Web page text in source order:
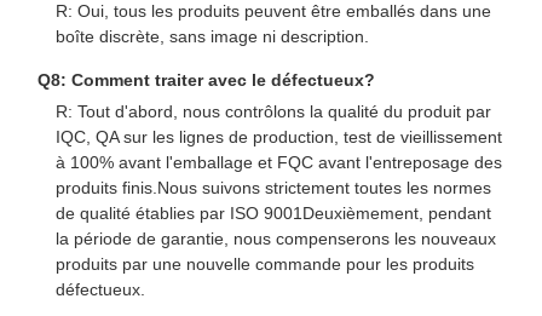
R: Oui, tous les produits peuvent être emballés dans une
boîte discrète, sans image ni description.
Q8: Comment traiter avec le défectueux?
R: Tout d'abord, nous contrôlons la qualité du produit par
IQC, QA sur les lignes de production, test de vieillissement
à 100% avant l'emballage et FQC avant l'entreposage des
produits finis.Nous suivons strictement toutes les normes
de qualité établies par ISO 9001Deuxièmement, pendant
la période de garantie, nous compenserons les nouveaux
produits par une nouvelle commande pour les produits
défectueux.